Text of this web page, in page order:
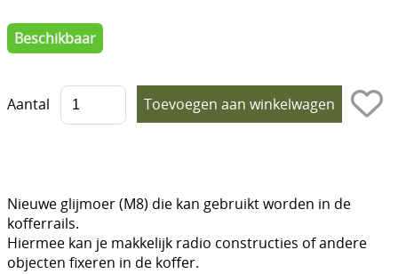
Onderstel / Ophanging
Stuurinrichting
Banden & Velgen
Verf & toebehoren
Beschikbaar
Aantal
Nieuwe glijmoer (M8) die kan gebruikt worden in de
kofferrails.
Hiermee kan je makkelijk radio constructies of andere
objecten fixeren in de koffer.